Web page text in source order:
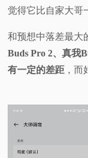
觉得它比自家大哥
和预想中落差最大
Buds Pro 2、真我
有一定的差距 ，